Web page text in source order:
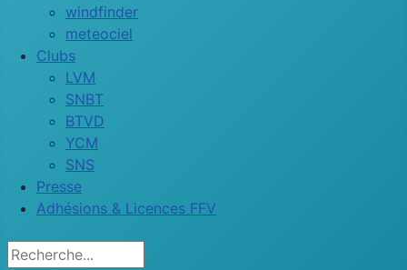
windfinder
meteociel
Clubs
LVM
SNBT
BTVD
YCM
SNS
Presse
Adhésions & Licences FFV
Rechercher